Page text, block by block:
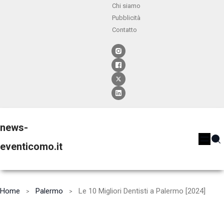
Chi siamo
Pubblicità
Contatto
news-
eventicomo.it
Home Palermo Le 10 Migliori Dentisti a Palermo [2024]